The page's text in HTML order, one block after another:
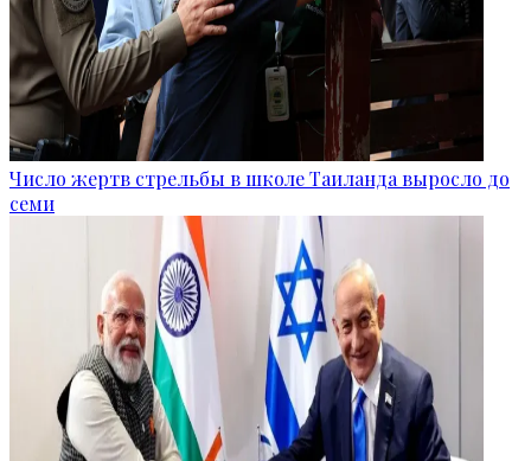
Число жертв стрельбы в школе Таиланда выросло до
семи